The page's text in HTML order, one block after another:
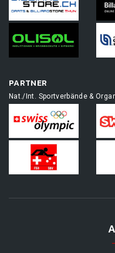
PARTNER
Nat./Int. Sportverbände &